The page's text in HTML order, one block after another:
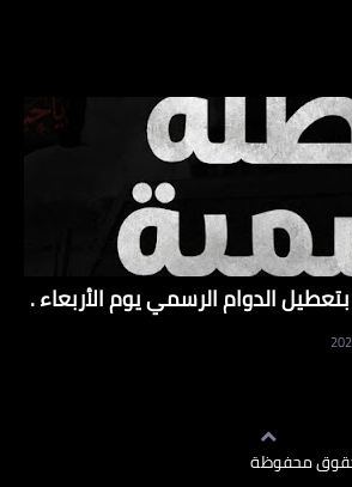
الدوام الرسمي يوم الأربعاء .
محفوظة